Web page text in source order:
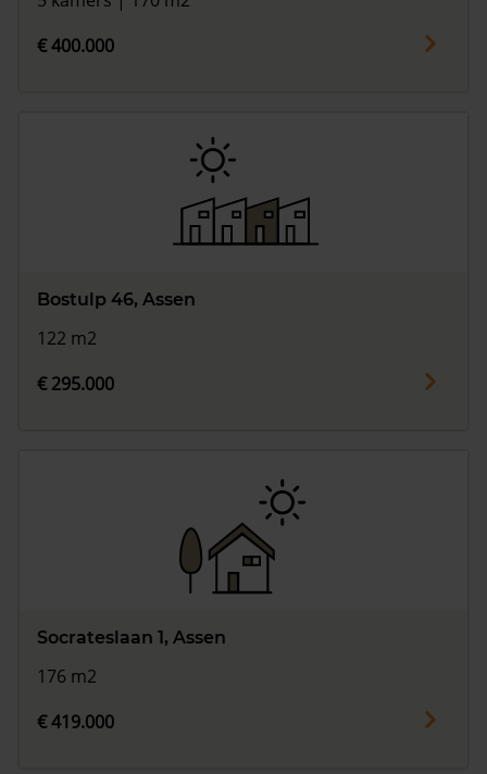
€ 400.000
Bostulp 46, Assen
122 m2
€ 295.000
Socrateslaan 1, Assen
176 m2
€ 419.000